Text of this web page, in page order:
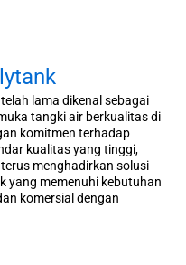
lama dikenal sebagai
tangki air berkualitas di
komitmen terhadap
kualitas yang tinggi,
menghadirkan solusi
yang memenuhi kebutuhan
komersial dengan